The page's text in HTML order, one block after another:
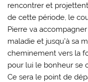
rencontrer et
de cette période, le
Pierre va
maladie et jusqu’à sa
cheminement vers la
pour lui le bonheur se
Ce sera le point de